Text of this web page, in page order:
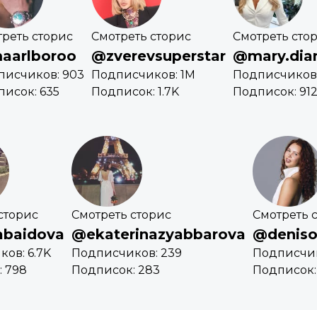
сторис
903
635
Смотреть сторис
@zverevsuperstar
Подписчиков: 1M
Подписок: 1.7K
Смотреть
Подписчиков:
Подписок: 912
6.7K
798
Смотреть сторис
@ekaterinazyabbarova
Подписчиков: 239
Подписок: 283
Смотреть
Подписок: